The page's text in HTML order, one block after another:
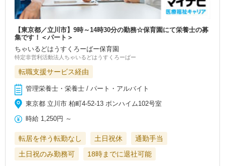
【東京都／立川市】9時～14時30分の勤務☆保育園にて栄養士の募
集です！＜パート＞
ちゃいるどはうすくろーばー保育園
特定非営利活動法人ちゃいるどはうすくろーばー
転職支援サービス経由
管理栄養士・栄養士 / パート・アルバイト
東京都 立川市 柏町4-52-13 ボンハイム102号室
時給 1,250円 ～
転居を伴う転勤なし 土日祝休
通勤手当
土日祝のみ勤務可
18時までに退社可能